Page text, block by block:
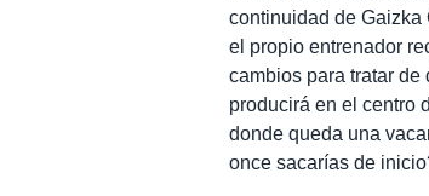
continuidad de Gaizka
el propio entrenador
cambios para tratar
producirá en el centro
donde queda una
once sacarías de